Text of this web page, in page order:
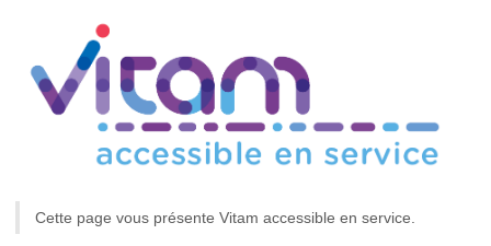
Cette page vous présente Vitam accessible en service.